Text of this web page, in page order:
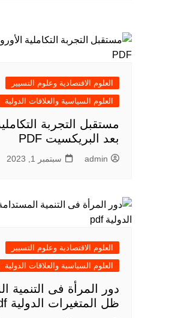
العلوم الاقتصادية وعلوم التسيير
العلوم السياسية والعلاقات الدولية
مستقبل التجربة
بعد البريكسيت PDF
admin سبتمبر 1, 2023
العلوم الاقتصادية وعلوم التسيير
العلوم السياسية والعلاقات الدولية
دور المرأة فى التنمية
ظل المتغيرات الدولية pdf